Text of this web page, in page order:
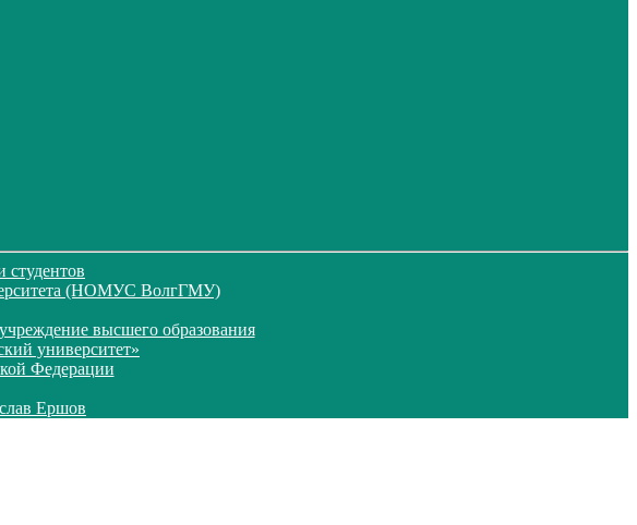
(НОМУС ВолгГМУ)
высшего образования
университет»
Федерации
Ершов